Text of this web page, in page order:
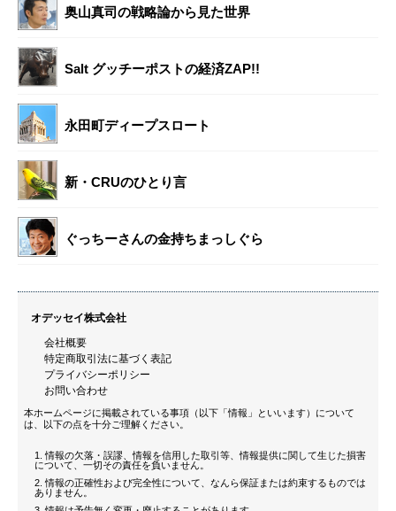
奥山真司の戦略論から見た世界
Salt グッチーポストの経済ZAP!!
永田町ディープスロート
新・CRUのひとり言
ぐっちーさんの金持ちまっしぐら
オデッセイ株式会社
会社概要
特定商取引法に基づく表記
プライバシーポリシー
お問い合わせ
本ホームページに掲載されている事項（以下「情報」といいます）について
は、以下の点を十分ご理解ください。
情報の欠落・誤謬、情報を信用した取引等、情報提供に関して生じた損害
について、一切その責任を負いません。
情報の正確性および完全性について、なんら保証または約束するものでは
ありません。